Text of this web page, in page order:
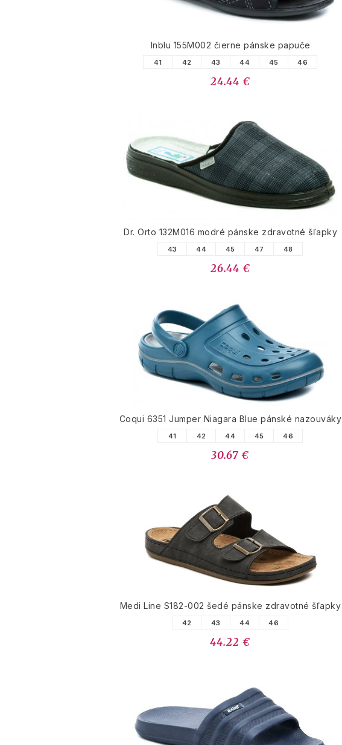
Inblu 155M002 čierne pánske papuče
41 42 43 44 45 46
24.44 €
Dr. Orto 132M016 modré pánske zdravotné šľapky
43 44 45 47 48
26.44 €
Coqui 6351 Jumper Niagara Blue pánské nazouváky
41 42 44 45 46
30.67 €
Medi Line S182-002 šedé pánske zdravotné šľapky
42 43 44 46
44.22 €